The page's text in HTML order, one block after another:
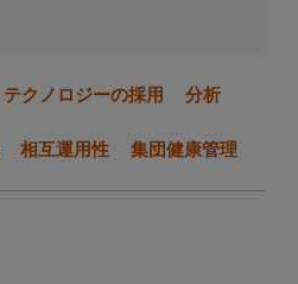
テクノロジーの採用 分析
相互運用性 集団健康管理